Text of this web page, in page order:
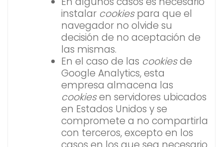
instalar cookiespara que el
navegador no olvide su
decisión de no aceptación de
las mismas.
En el caso de las cookiesde
Google Analytics, esta
empresa almacena las
cookiesen servidores ubicados
en Estados Unidos y se
compromete a no compartirla
con terceros, excepto en los